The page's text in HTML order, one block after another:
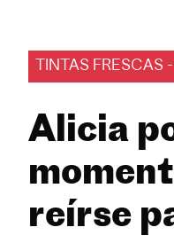
TINTAS FRESCAS
Alicia
reírse